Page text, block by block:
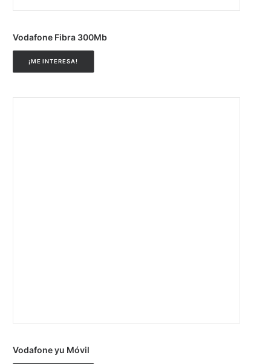
Vodafone Fibra 300Mb
¡ME INTERESA!
Vodafone yu Móvil